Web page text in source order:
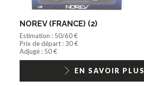
NOREV (FRANCE) (2)
Estimation : 50/60 €
Prix de départ : 30 €
Adjugé : 50 €
EN SAVOIR PLUS